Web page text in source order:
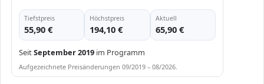
Tiefstpreis
55,90 €
Höchstpreis
194,10 €
Aktuell
65,90 €
SeitSeptember 2019 im Programm
Aufgezeichnete Preisänderungen 09/2019 – 08/2026.